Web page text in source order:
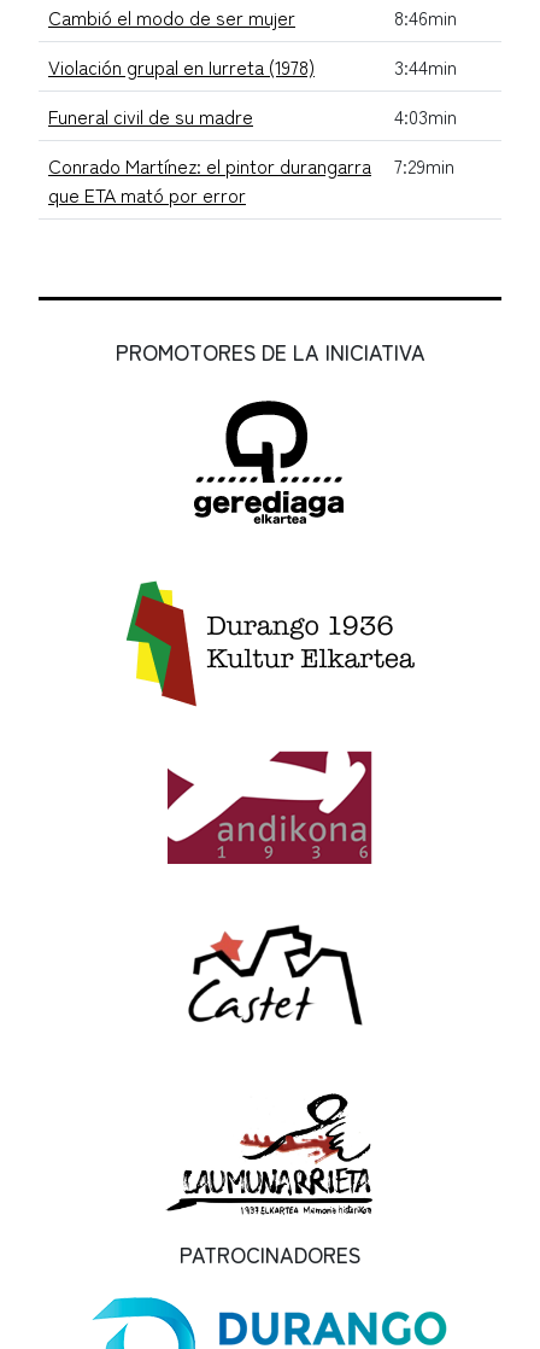
Cambió el modo de ser mujer
8:46min
Violación grupal en Iurreta (1978)
3:44min
Funeral civil de su madre
4:03min
Conrado Martínez: el pintor durangarra
que ETA mató por error
7:29min
PROMOTORES DE LA INICIATIVA
PATROCINADORES